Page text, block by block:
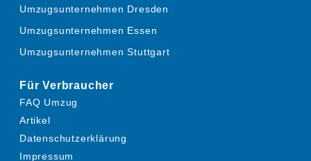
Umzugsunternehmen Dresden
Umzugsunternehmen Essen
Umzugsunternehmen Stuttgart
Für Verbraucher
FAQ Umzug
Artikel
Datenschutzerklärung
Impressum